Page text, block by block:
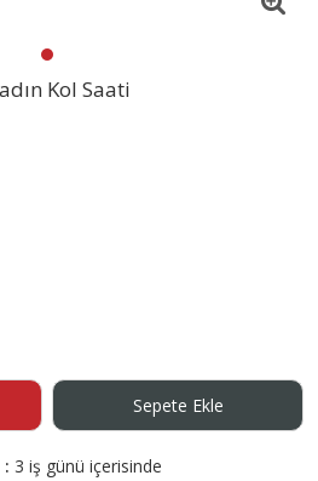
Kol Saati
Sepete Ekle
3 iş günü içerisinde